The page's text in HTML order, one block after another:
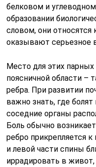
белковом и
образовании
словом, они
оказывают серьезное
Место для этих
поясничной области –
ребра. При развитии
важно знать, где
соседние органы
Боль обычно
ребро прикрепляется
и левой части спины
иррадировать в